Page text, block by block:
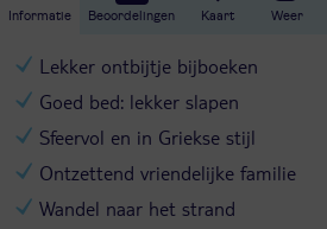
Informatie Beoordelingen Kaart Weer
Lekker ontbijtje bijboeken
Goed bed: lekker slapen
Sfeervol en in Griekse stijl
Ontzettend vriendelijke familie
Wandel naar het strand